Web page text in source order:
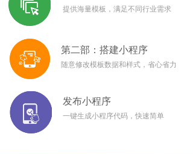
提供海量模板，满足不同行业需求
第二部： 搭建小程序
随意修改模板数据和样式，省心省力
发布小程序
一键生成小程序代码，快速简单